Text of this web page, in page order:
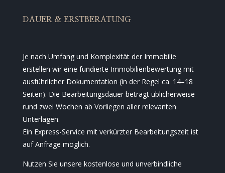
DAUER & ERSTBERATUNG
Je nach Umfang und Komplexität der Immobilie
erstellen wir eine fundierte Immobilienbewertung mit
ausführlicher Dokumentation (in der Regel ca. 14–18
Seiten). Die Bearbeitungsdauer beträgt üblicherweise
rund zwei Wochen ab Vorliegen aller relevanten
Unterlagen.
Ein Express-Service mit verkürzter Bearbeitungszeit ist
auf Anfrage möglich.
Nutzen Sie unsere kostenlose und unverbindliche